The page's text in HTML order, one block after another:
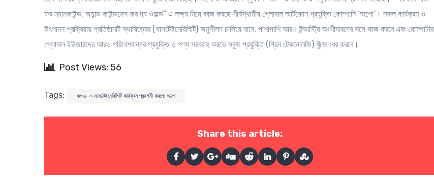
ফর ম্যানকাইন্ড, অ্যান্ড কাইন্ডনেস ফর দ্য ওয়ার্ল্ড” এ লক্ষ্য নিয়ে কাজ করছে শীর্ষস্থানীয় গ্লোবাল স্মার্টফোন প্রযুক্তি কোম্পানি ‘অপো’। সকল কার্যক্রম ও
উৎপাদন প্রক্রিয়ায় প্রতিষ্ঠানটি স্থায়িত্বের (সাসটেইনেবিলিটি) অনুশীলন চালিয়ে যাবে, পাশাপাশি আরও ইন্ডাস্ট্রি অংশীদারদের সঙ্গে কাজ করবে এবং কোম্পানির
গ্লোবাল ইউজারদের আরও পরিবেশবান্ধব প্রযুক্তি ও পণ্য সরবরাহ করতে সবুজ প্রযুক্তি (গ্রিন টেকনোলজি) খুঁজে বের করবে।
Post Views: 56
Tags: কপ২৮ এ সাসটেইনেবিলিটি কার্যক্রম প্রদর্শনী করলো অপো
Share this article: